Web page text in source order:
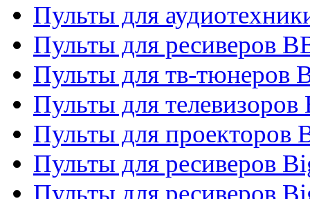
Пульты для
Пульты для ресиверов
Пульты для тв-тюнеров
Пульты для телевизоров
Пульты для проекторов
Пульты для ресиверов
Пульты для ресиверов